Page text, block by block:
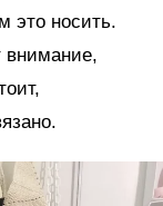
это носить.
внимание,